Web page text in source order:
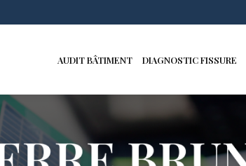
AUDIT BÂTIMENT DIAGNOSTIC FISSURE